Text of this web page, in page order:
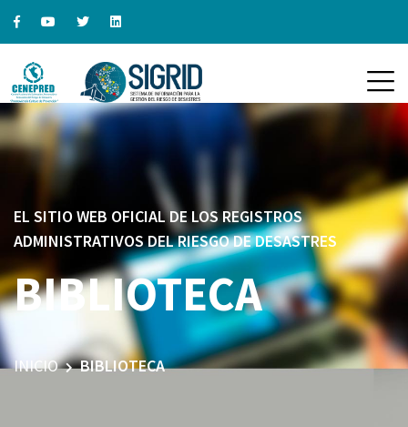
EL SITIO WEB OFICIAL DE LOS REGISTROS
ADMINISTRATIVOS DEL RIESGO DE DESASTRES
BIBLIOTECA
INICIO BIBLIOTECA